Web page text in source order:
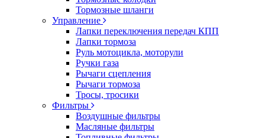
Тормозные шланги
Управление
Лапки переключения передач КПП
Лапки тормоза
Руль мотоцикла, моторули
Ручки газа
Рычаги сцепления
Рычаги тормоза
Тросы, тросики
Фильтры
Воздушные фильтры
Масляные фильтры